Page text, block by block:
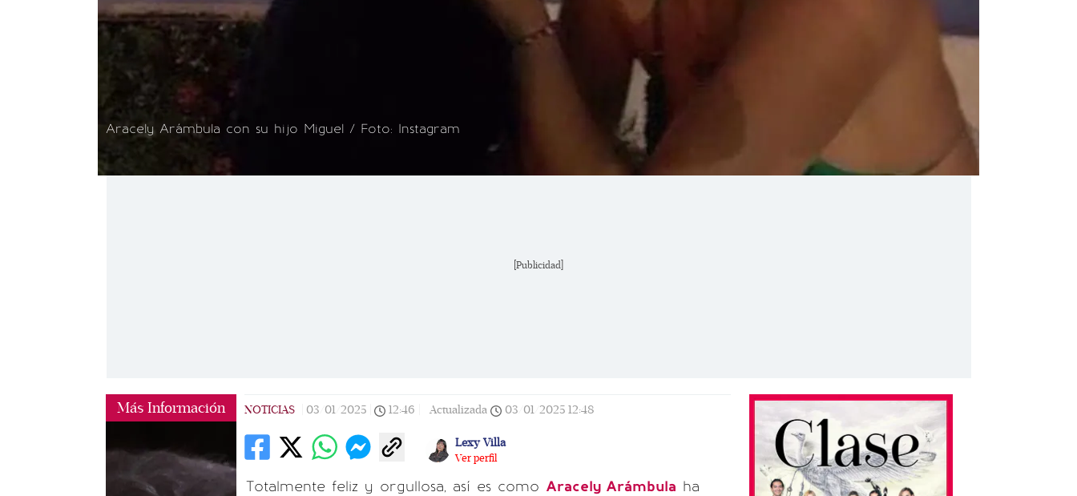
Aracely Arámbula con su hijo Miguel / Foto: Instagram
[Publicidad]
Más Información NOTICIAS 03/01/2025 12:46 Actualizada 03/01/2025 12:48
Lexy Villa
Ver perfil
Totalmente feliz y orgullosa, así es como Aracely Arámbula ha